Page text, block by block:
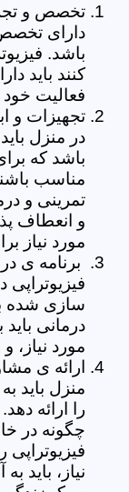
تخصص و
دارای تخصص
باشد.
کنند باید
فعالیت خود
تجهیزات و
در منزل
باشد که
مناسب
تمرینی و
و انعطاف
مورد نیاز
برنامه ی
سازی شده
درمانی
مورد
ارائه ی
منزل باید
را ارائه
چگونه در
نیاز، باید